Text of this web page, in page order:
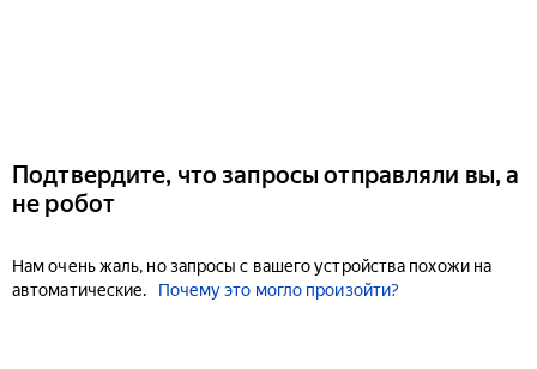
Подтвердите, что запросы отправляли вы, а
не робот
Нам очень жаль, но запросы с вашего устройства похожи на
автоматические.
Почему это могло произойти?